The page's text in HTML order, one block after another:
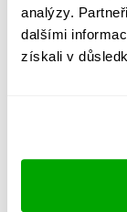
analýzy.
dalšími
získali v
Stát